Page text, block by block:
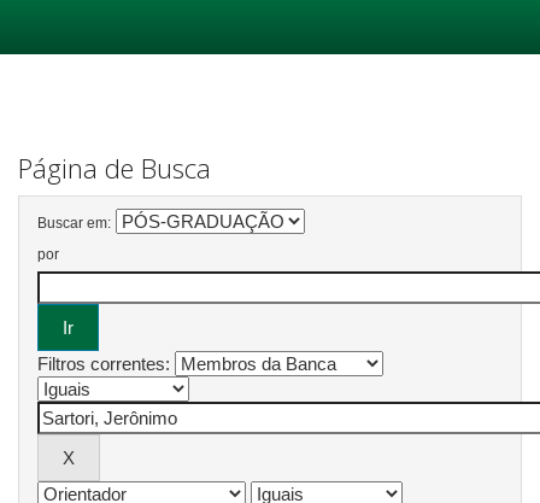
Página de Busca
Buscar em:
por
Filtros correntes: